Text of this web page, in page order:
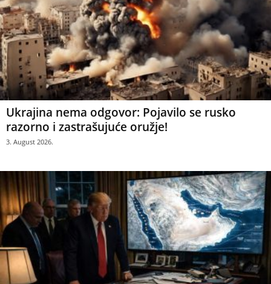
Ukrajina nema odgovor: Pojavilo se rusko
razorno i zastrašujuće oružje!
3. August 2026.